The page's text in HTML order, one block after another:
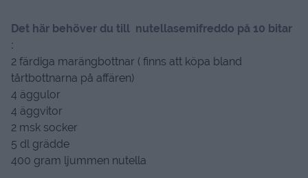
Det här behöver du till nutellasemifreddo på 10 bitar
:
2 färdiga marängbottnar ( finns att köpa bland
tårtbottnarna på affären)
4 äggulor
4 äggvitor
2 msk socker
5 dl grädde
400 gram ljummen nutella